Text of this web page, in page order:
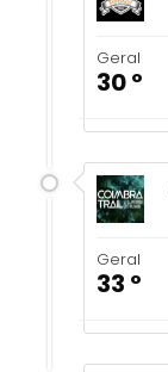
Geral
30 º
Geral
33 º